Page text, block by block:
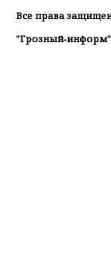
Все права
"Грозный-информ"